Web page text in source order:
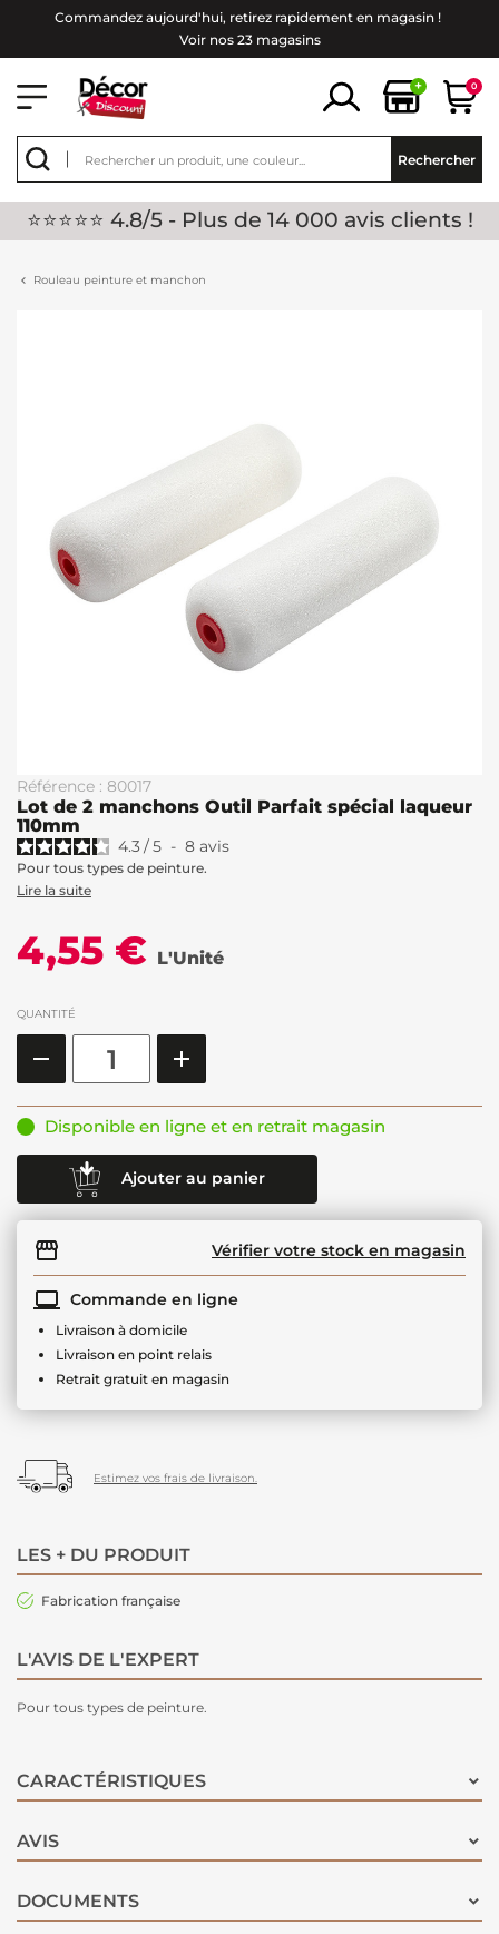
Commandez aujourd'hui, retirez rapidement en magasin !
Voir nos 23 magasins
+ 0
Rechercher
⭐⭐⭐⭐⭐ 4.8/5 - Plus de 14 000 avis clients !
Rouleau peinture et manchon
Référence : 80017
Lot de 2 manchons Outil Parfait spécial laqueur
110mm
4.3/5 - 8 avis
Pour tous types de peinture.
Lire la suite
4,55 € L'Unité
QUANTITÉ
Disponible en ligne et en retrait magasin
Ajouter au panier
Vérifier votre stock en magasin
Commande en ligne
Livraison à domicile
Livraison en point relais
Retrait gratuit en magasin
Estimez vos frais de livraison.
LES + DU PRODUIT
Fabrication française
L'AVIS DE L'EXPERT
Pour tous types de peinture.
CARACTÉRISTIQUES
AVIS
DOCUMENTS